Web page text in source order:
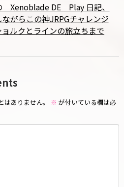
Xenoblade DE Play 日記、
がらこの神JRPGチャレンジ
ルクとラインの旅立ちまで
ありません。 ※ が付いている欄は必